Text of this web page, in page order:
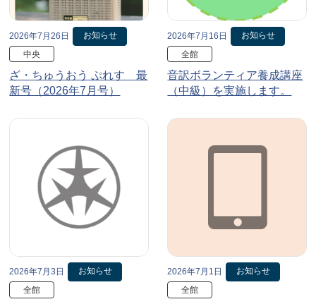
2026年7月26日
お知らせ
中央
ざ・ちゅうおう ぷれす 最
新号（2026年7月号）
2026年7月16日
お知らせ
全館
音訳ボランティア養成講座
（中級）を実施します。
2026年7月3日
お知らせ
全館
2026年7月1日
お知らせ
全館